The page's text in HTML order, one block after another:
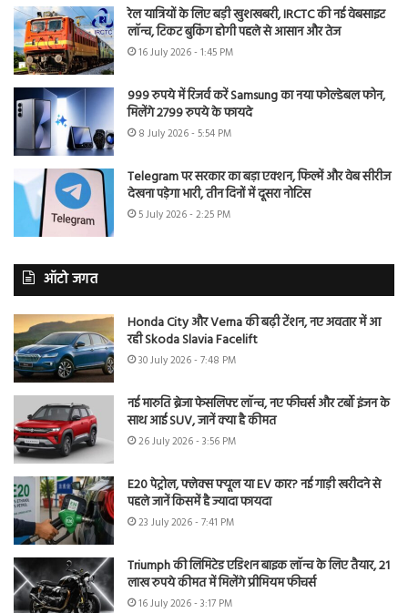
रेल यात्रियों के लिए बड़ी खुशखबरी, IRCTC की नई वेबसाइट
लॉन्च, टिकट बुकिंग होगी पहले से आसान और तेज
16 July 2026 - 1:45 PM
999 रुपये में रिजर्व करें Samsung का नया फोल्डेबल फोन,
मिलेंगे 2799 रुपये के फायदे
8 July 2026 - 5:54 PM
Telegram पर सरकार का बड़ा एक्शन, फिल्में और वेब सीरीज
देखना पड़ेगा भारी, तीन दिनों में दूसरा नोटिस
5 July 2026 - 2:25 PM
ऑटो जगत
Honda City और Verna की बढ़ी टेंशन, नए अवतार में आ
रही Skoda Slavia Facelift
30 July 2026 - 7:48 PM
नई मारुति ब्रेजा फेसलिफ्ट लॉन्च, नए फीचर्स और टर्बो इंजन के
साथ आई SUV, जानें क्या है कीमत
26 July 2026 - 3:56 PM
E20 पेट्रोल, फ्लेक्स फ्यूल या EV कार? नई गाड़ी खरीदने से
पहले जानें किसमें है ज्यादा फायदा
23 July 2026 - 7:41 PM
Triumph की लिमिटेड एडिशन बाइक लॉन्च के लिए तैयार, 21
लाख रुपये कीमत में मिलेंगे प्रीमियम फीचर्स
16 July 2026 - 3:17 PM